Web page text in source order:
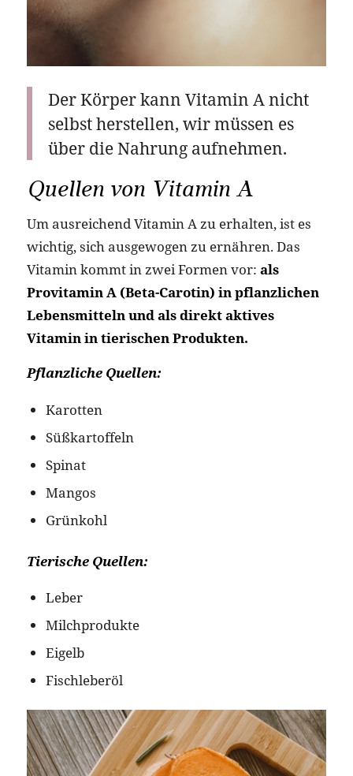
Der Körper kann Vitamin A nicht
selbst herstellen, wir müssen es
über die Nahrung aufnehmen.
Quellen von Vitamin A
Um ausreichend Vitamin A zu erhalten, ist es
wichtig, sich ausgewogen zu ernähren. Das
Vitamin kommt in zwei Formen vor: als
Provitamin A (Beta-Carotin) in pflanzlichen
Lebensmitteln und als direkt aktives
Vitamin in tierischen Produkten.
Pflanzliche Quellen:
Karotten
Süßkartoffeln
Spinat
Mangos
Grünkohl
Tierische Quellen:
Leber
Milchprodukte
Eigelb
Fischleberöl